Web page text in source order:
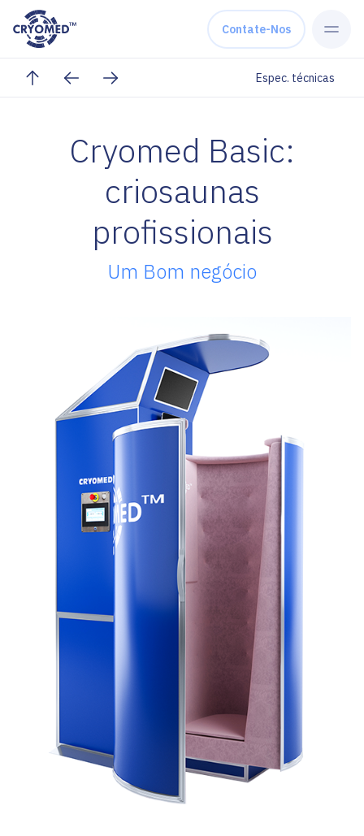
Skip to content
Contate-Nos
Espec. técnicas
Cryomed Basic:
criosaunas
profissionais
Um Bom negócio